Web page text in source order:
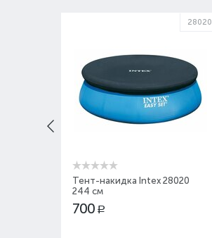
28020
Тент-накидка Intex 28020
244 см
700 Р